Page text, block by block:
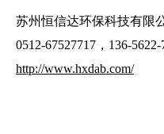
苏州恒信达环保科技有限
0512-67527717，136-5622-
http://www.hxdab.com/